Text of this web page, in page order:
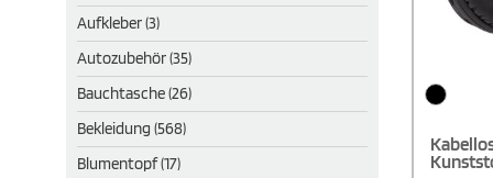
Aufkleber (3)
Autozubehör (35)
Bauchtasche (26)
Bekleidung (568)
Blumentopf (17)